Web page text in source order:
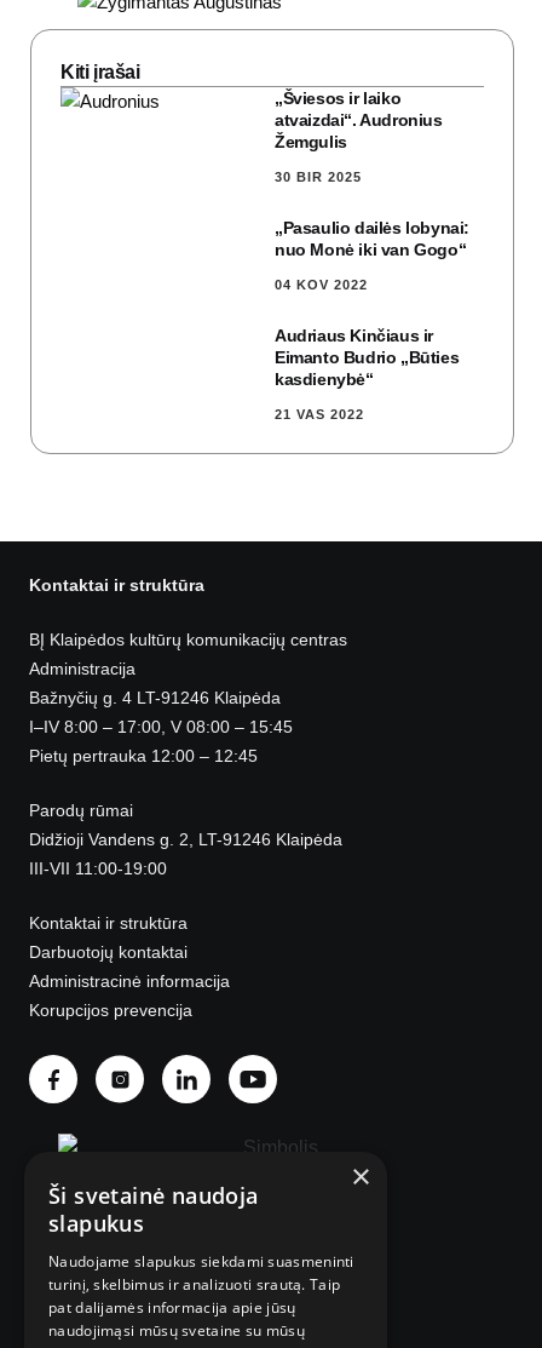
Kiti įrašai
„Šviesos ir laiko
atvaizdai“. Audronius
Žemgulis
30 BIR 2025
„Pasaulio dailės lobynai:
nuo Monė iki van Gogo“
04 KOV 2022
Audriaus Kinčiaus ir
Eimanto Budrio „Būties
kasdienybė“
21 VAS 2022
Kontaktai ir struktūra
BĮ Klaipėdos kultūrų komunikacijų centras
Administracija
Bažnyčių g. 4 LT-91246 Klaipėda
I–IV 8:00 – 17:00, V 08:00 – 15:45
Pietų pertrauka 12:00 – 12:45
Parodų rūmai
Didžioji Vandens g. 2, LT-91246 Klaipėda
III-VII 11:00-19:00
Kontaktai ir struktūra
Darbuotojų kontaktai
Administracinė informacija
Korupcijos prevencija
© 2025 Visos teisės saugomos.
×
Ši svetainė naudoja
slapukus
Naudojame slapukus siekdami suasmeninti
turinį, skelbimus ir analizuoti srautą. Taip
pat dalijamės informacija apie jūsų
naudojimąsi mūsų svetaine su mūsų